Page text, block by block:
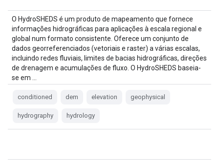
O HydroSHEDS é um produto de mapeamento que fornece
informações hidrográficas para aplicações à escala regional e
global num formato consistente. Oferece um conjunto de
dados georreferenciados (vetoriais e raster) a várias escalas,
incluindo redes fluviais, limites de bacias hidrográficas, direções
de drenagem e acumulações de fluxo. O HydroSHEDS baseia-
se em …
conditioned dem elevation geophysical
hydrography hydrology